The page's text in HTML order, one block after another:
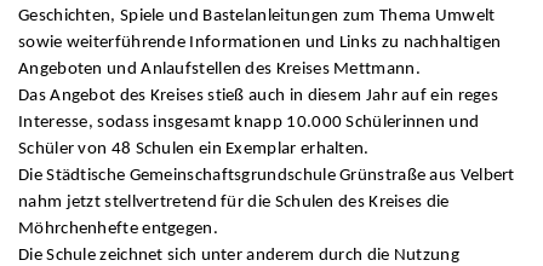
Geschichten, Spiele und Bastelanleitungen zum Thema Umwelt
sowie weiterführende Informationen und Links zu nachhaltigen
Angeboten und Anlaufstellen des Kreises Mettmann.
Das Angebot des Kreises stieß auch in diesem Jahr auf ein reges
Interesse, sodass insgesamt knapp 10.000 Schülerinnen und
Schüler von 48 Schulen ein Exemplar erhalten.
Die Städtische Gemeinschaftsgrundschule Grünstraße aus Velbert
nahm jetzt stellvertretend für die Schulen des Kreises die
Möhrchenhefte entgegen.
Die Schule zeichnet sich unter anderem durch die Nutzung